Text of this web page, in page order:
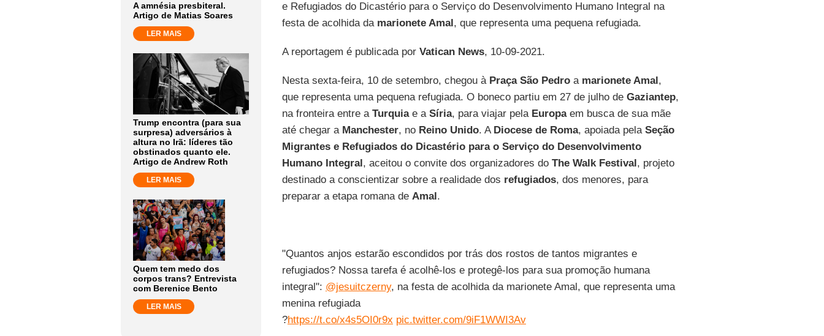
A amnésia presbiteral.
Artigo de Matias Soares
LER MAIS
Trump encontra (para sua
surpresa) adversários à
altura no Irã: líderes tão
obstinados quanto ele.
Artigo de Andrew Roth
LER MAIS
Quem tem medo dos
corpos trans? Entrevista
com Berenice Bento
LER MAIS
e Refugiados do Dicastério para o Serviço do Desenvolvimento Humano Integral na
festa de acolhida da marionete Amal, que representa uma pequena refugiada.
A reportagem é publicada por Vatican News, 10-09-2021.
Nesta sexta-feira, 10 de setembro, chegou à Praça São Pedroa marionete Amal,
que representa uma pequena refugiada. O boneco partiu em 27 de julho de Gaziantep,
na fronteira entre a Turquiae a Síria, para viajar pela Europaem busca de sua mãe
até chegar a Manchester, no Reino Unido. A Diocese de Roma, apoiada pela Seção
Migrantes e Refugiados do Dicastério para o Serviço do Desenvolvimento
Humano Integral, aceitou o convite dos organizadores do The Walk Festival, projeto
destinado a conscientizar sobre a realidade dos refugiados, dos menores, para
preparar a etapa romana de Amal.
"Quantos anjos estarão escondidos por trás dos rostos de tantos migrantes e
refugiados? Nossa tarefa é acolhê-los e protegê-los para sua promoção humana
integral": @jesuitczerny, na festa de acolhida da marionete Amal, que representa uma
menina refugiada
?https://t.co/x4s5OI0r9x pic.twitter.com/9iF1WWI3Av